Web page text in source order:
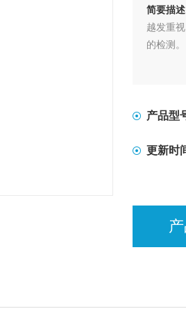
简要描述
越发重
的检测。
产品型
更新时